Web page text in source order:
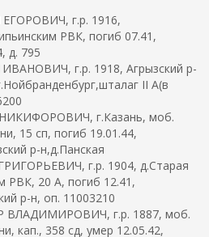
г.р. 1916,
РВК, погиб 07.41,
д. 795
г.р. 1918, Агрызский р-
II A(в
г.Казань, моб.
15 сп, погиб 19.01.44,
р-н,д.Панская
г.р. 1904, д.Старая
РВК, 20 А, погиб 12.41,
р-н, оп. 11003210
г.р. 1887, моб.
кап., 358 сд, умер 12.05.42,